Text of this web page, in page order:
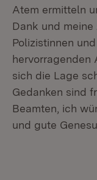
Atem ermitteln
Dank und
Polizistinnen
hervorragenden
sich die Lage
Gedanken sind
Beamten, ich
und gute